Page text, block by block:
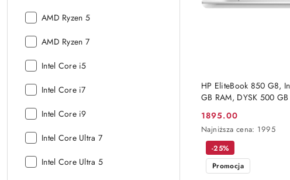
Seria
AMD Ryzen 5
Seria
AMD Ryzen 7
Seria
Intel Core i5
Seria
Intel Core i7
Seria
Intel Core i9
Seria
Intel Core Ultra 7
Seria
Intel Core Ultra 5
HP EliteBook 850 G8,
GB RAM, DYSK 500
Cena
promocyjna:
1895.00
Najniższa
cena
30
dni
Najniższa cena: 1995
DO
-25%
Promocja